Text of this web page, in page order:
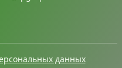
данных